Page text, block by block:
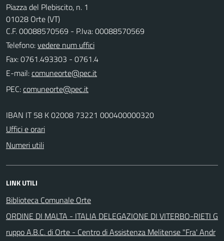
Piazza del Plebiscito, n. 1
01028 Orte (VT)
C.F. 00088570569 - P.Iva: 00088570569
Telefono:vedere num uffici
Fax: 0761.493303 - 0761.4
E-mail:
PEC:
IBAN IT 58 K 02008 73221 000400000320
Uffici e orari
Numeri utili
LINK UTILI
Biblioteca Comunale Orte
ORDINE DI MALTA - ITALIA DELEGAZIONE DI VITERBO-RIETI G
ruppo A.B.C. di Orte - Centro di Assistenza Melitense "Fra' Andr